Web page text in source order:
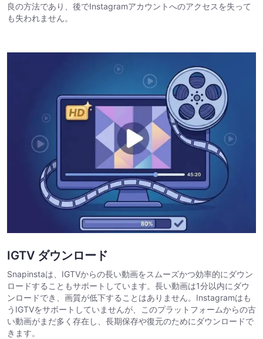
良の方法であり、後でInstagramアカウントへのアクセスを失って
も失われません。
IGTV ダウンロード
Snapinstaは、IGTVからの長い動画をスムーズかつ効率的にダウン
ロードすることもサポートしています。長い動画は1分以内にダウ
ンロードでき、画質が低下することはありません。Instagramはも
うIGTVをサポートしていませんが、このプラットフォームからの古
い動画がまだ多く存在し、長期保存や復元のためにダウンロードで
きます。